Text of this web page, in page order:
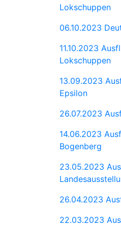
Lokschuppen
06.10.2023
11.10.2023
Lokschuppen
13.09.2023
Epsilon
26.07.2023
14.06.2023
Bogenberg
23.05.2023
26.04.2023
22.03.2023